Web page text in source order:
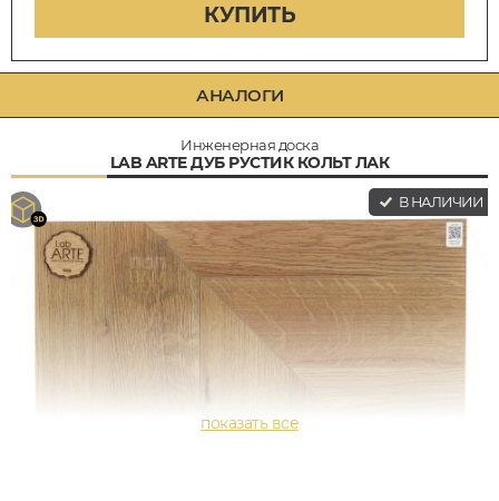
КУПИТЬ
АНАЛОГИ
Инженерная доска
LAB ARTE ДУБ РУСТИК КОЛЬТ ЛАК
В НАЛИЧИИ